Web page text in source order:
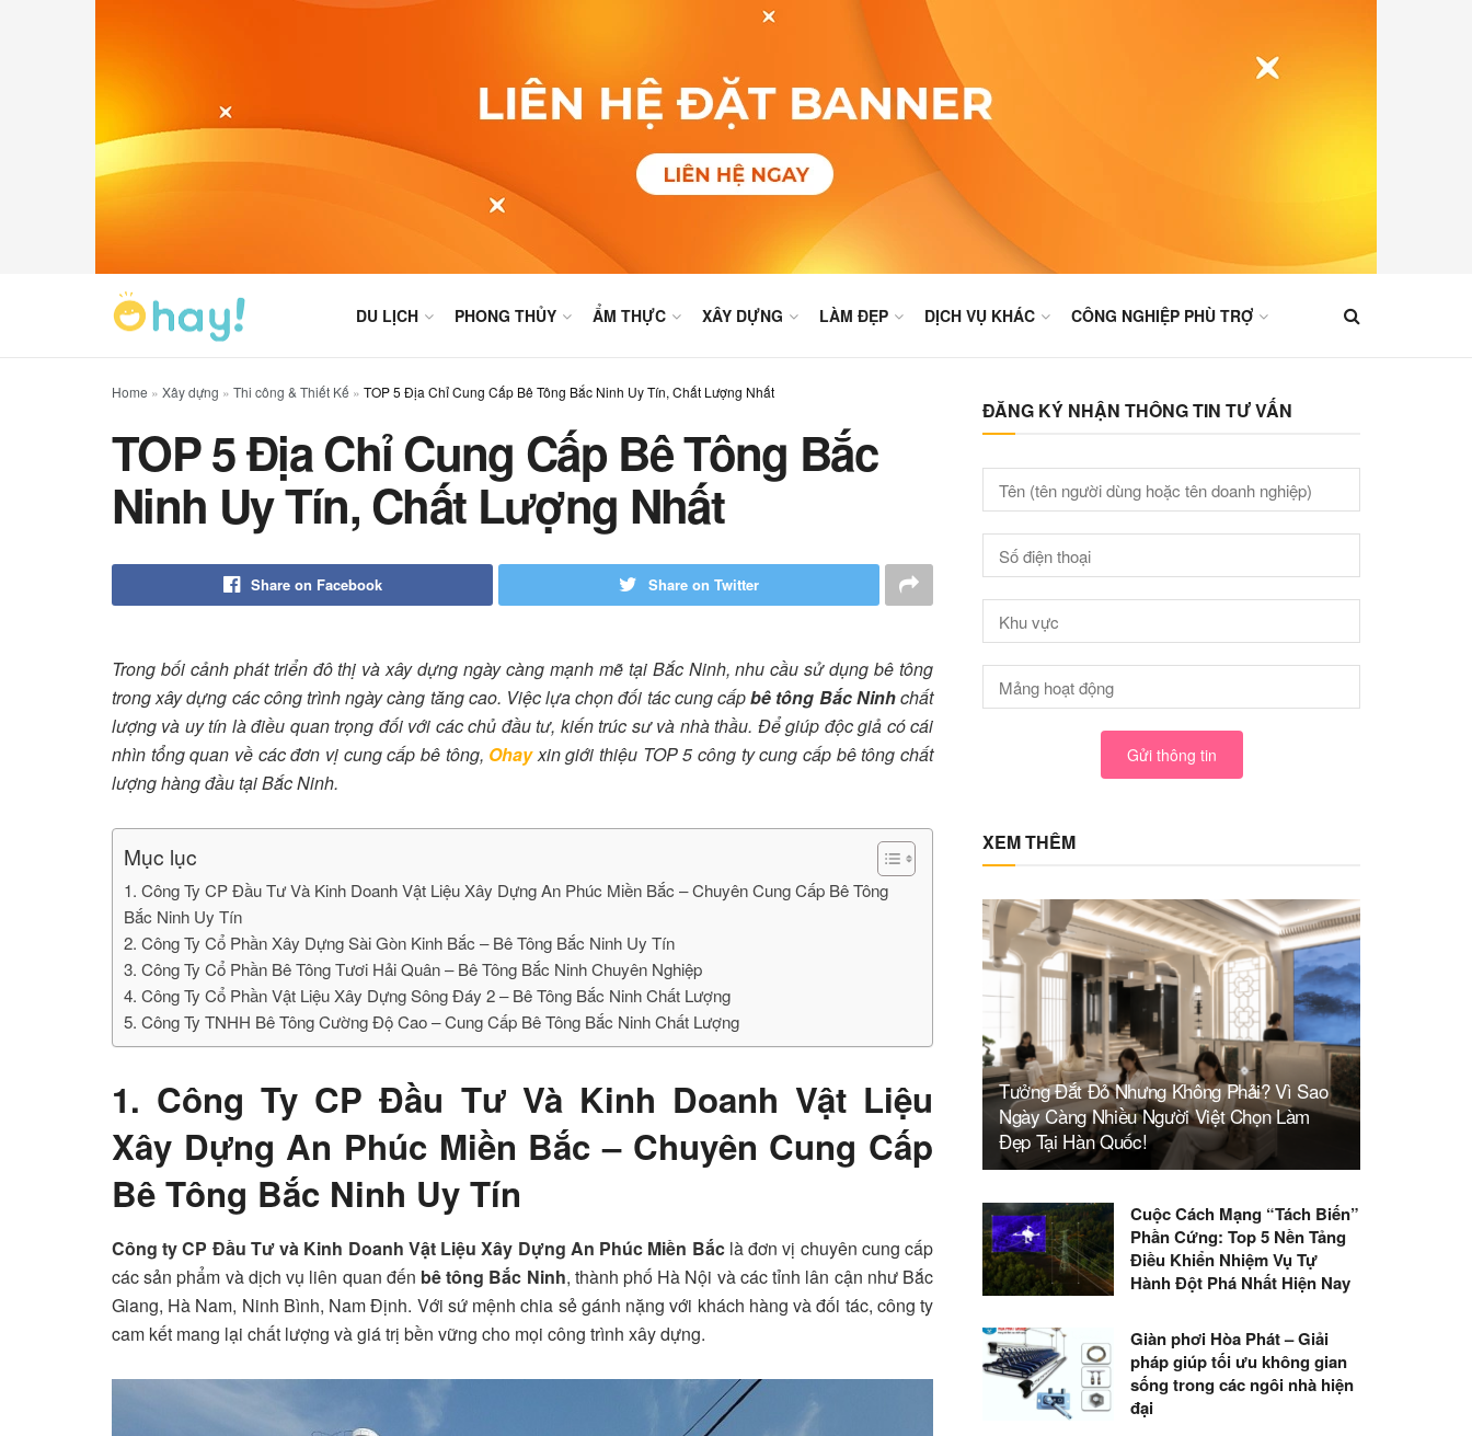
DU LỊCH PHONG THỦY ẨM THỰC XÂY DỰNG LÀM ĐẸP DỊCH VỤ KHÁC CÔNG NGHIỆP PHÙ TRỢ
Home » Xây dựng » Thi công & Thiết Kế » TOP 5 Địa Chỉ Cung Cấp Bê Tông Bắc Ninh Uy Tín, Chất Lượng Nhất
TOP 5 Địa Chỉ Cung Cấp Bê Tông Bắc
Ninh Uy Tín, Chất Lượng Nhất
Share on Facebook Share on Twitter
Trong bối cảnh phát triển đô thị và xây dựng ngày càng mạnh mẽ tại Bắc Ninh, nhu cầu sử dụng bê tông
trong xây dựng các công trình ngày càng tăng cao. Việc lựa chọn đối tác cung cấpbê tông Bắc Ninhchất
lượng và uy tín là điều quan trọng đối với các chủ đầu tư, kiến trúc sư và nhà thầu. Để giúp độc giả có cái
nhìn tổng quan về các đơn vị cung cấp bê tông, Ohayxin giới thiệu TOP 5 công ty cung cấp bê tông chất
lượng hàng đầu tại Bắc Ninh.
Mục lục
1. Công Ty CP Đầu Tư Và Kinh Doanh Vật Liệu Xây Dựng An Phúc Miền Bắc – Chuyên Cung Cấp Bê Tông
Bắc Ninh Uy Tín
2. Công Ty Cổ Phần Xây Dựng Sài Gòn Kinh Bắc – Bê Tông Bắc Ninh Uy Tín
3. Công Ty Cổ Phần Bê Tông Tươi Hải Quân – Bê Tông Bắc Ninh Chuyên Nghiệp
4. Công Ty Cổ Phần Vật Liệu Xây Dựng Sông Đáy 2 – Bê Tông Bắc Ninh Chất Lượng
5. Công Ty TNHH Bê Tông Cường Độ Cao – Cung Cấp Bê Tông Bắc Ninh Chất Lượng
1. Công Ty CP Đầu Tư Và Kinh Doanh Vật Liệu
Xây Dựng An Phúc Miền Bắc – Chuyên Cung Cấp
Bê Tông Bắc Ninh Uy Tín
Công ty CP Đầu Tư và Kinh Doanh Vật Liệu Xây Dựng An Phúc Miền Bắclà đơn vị chuyên cung cấp
các sản phẩm và dịch vụ liên quan đến bê tông Bắc Ninh, thành phố Hà Nội và các tỉnh lân cận như Bắc
Giang, Hà Nam, Ninh Bình, Nam Định. Với sứ mệnh chia sẻ gánh nặng với khách hàng và đối tác, công ty
cam kết mang lại chất lượng và giá trị bền vững cho mọi công trình xây dựng.
ĐĂNG KÝ NHẬN THÔNG TIN TƯ VẤN
Gửi thông tin
XEM THÊM
Tưởng Đắt Đỏ Nhưng Không Phải? Vì Sao
Ngày Càng Nhiều Người Việt Chọn Làm
Đẹp Tại Hàn Quốc!
Cuộc Cách Mạng “Tách Biến”
Phần Cứng: Top 5 Nền Tảng
Điều Khiển Nhiệm Vụ Tự
Hành Đột Phá Nhất Hiện Nay
Giàn phơi Hòa Phát – Giải
pháp giúp tối ưu không gian
sống trong các ngôi nhà hiện
đại